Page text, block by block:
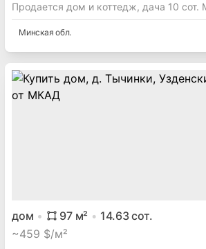
Продается дом и коттедж, дача 10 сот.
Минская обл.
дом 97м² 14.63сот.
~459 $/м²